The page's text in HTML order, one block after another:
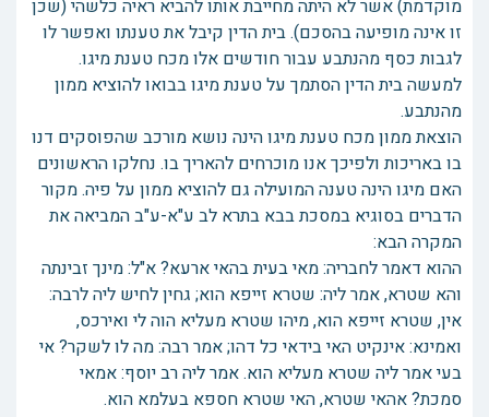
מוקדמת) אשר לא היתה מחייבת אותו להביא ראיה כלשהי (שכן
זו אינה מופיעה בהסכם). בית הדין קיבל את טענתו ואפשר לו
לגבות כסף מהנתבע עבור חודשים אלו מכח טענת מיגו.
למעשה בית הדין הסתמך על טענת מיגו בבואו להוציא ממון
מהנתבע.
הוצאת ממון מכח טענת מיגו הינה נושא מורכב שהפוסקים דנו
בו באריכות ולפיכך אנו מוכרחים להאריך בו. נחלקו הראשונים
האם מיגו הינה טענה המועילה גם להוציא ממון על פיה. מקור
הדברים בסוגיא במסכת בבא בתרא לב ע"א-ע"ב המביאה את
המקרה הבא:
ההוא דאמר לחבריה: מאי בעית בהאי ארעא? א"ל: מינך זבינתה
והא שטרא, אמר ליה: שטרא זייפא הוא; גחין לחיש ליה לרבה:
אין, שטרא זייפא הוא, מיהו שטרא מעליא הוה לי ואירכס,
ואמינא: אינקיט האי בידאי כל דהו; אמר רבה: מה לו לשקר? אי
בעי אמר ליה שטרא מעליא הוא. אמר ליה רב יוסף: אמאי
סמכת? אהאי שטרא, האי שטרא חספא בעלמא הוא.